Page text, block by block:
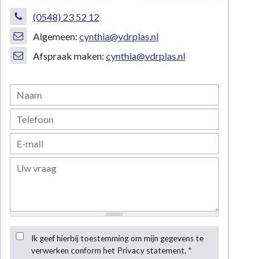
(0548) 23 52 12
Algemeen: cynthia@vdrplas.nl
Afspraak maken: cynthia@vdrplas.nl
Ik geef hierbij toestemming om mijn gegevens te
verwerken conform het Privacy statement.*